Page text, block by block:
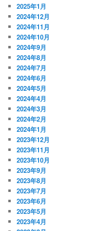
2025年1月
2024年12月
2024年11月
2024年10月
2024年9月
2024年8月
2024年7月
2024年6月
2024年5月
2024年4月
2024年3月
2024年2月
2024年1月
2023年12月
2023年11月
2023年10月
2023年9月
2023年8月
2023年7月
2023年6月
2023年5月
2023年4月